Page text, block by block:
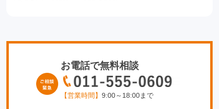
お電話で無料相談
【営業時間】 9:00～18:00まで